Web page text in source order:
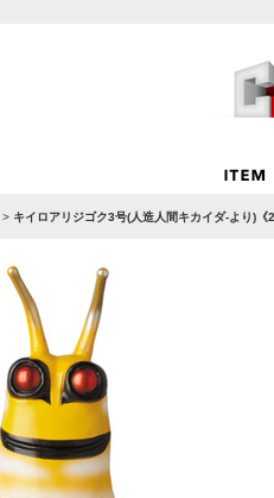
> キイロアリジゴク3号(人造人間キカイダ-より)